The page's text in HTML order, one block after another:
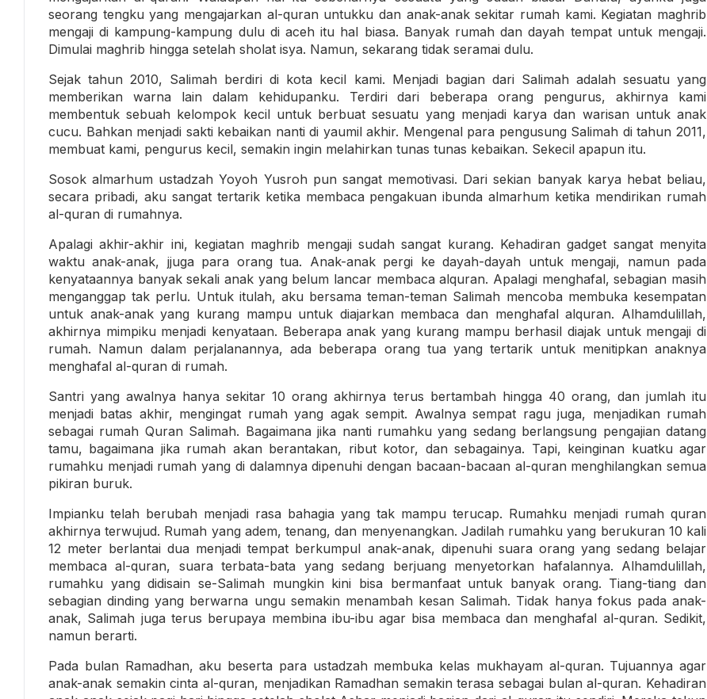
seorang tengku yang mengajarkan al-quran untukku dan anak-anak sekitar rumah kami. Kegiatan maghrib
mengaji di kampung-kampung dulu di aceh itu hal biasa. Banyak rumah dan dayah tempat untuk mengaji.
Dimulai maghrib hingga setelah sholat isya. Namun, sekarang tidak seramai dulu.
Sejak tahun 2010, Salimah berdiri di kota kecil kami. Menjadi bagian dari Salimah adalah sesuatu yang
memberikan warna lain dalam kehidupanku. Terdiri dari beberapa orang pengurus, akhirnya kami
membentuk sebuah kelompok kecil untuk berbuat sesuatu yang menjadi karya dan warisan untuk anak
cucu. Bahkan menjadi sakti kebaikan nanti di yaumil akhir. Mengenal para pengusung Salimah di tahun 2011,
membuat kami, pengurus kecil, semakin ingin melahirkan tunas tunas kebaikan. Sekecil apapun itu.
Sosok almarhum ustadzah Yoyoh Yusroh pun sangat memotivasi. Dari sekian banyak karya hebat beliau,
secara pribadi, aku sangat tertarik ketika membaca pengakuan ibunda almarhum ketika mendirikan rumah
al-quran di rumahnya.
Apalagi akhir-akhir ini, kegiatan maghrib mengaji sudah sangat kurang. Kehadiran gadget sangat menyita
waktu anak-anak, jjuga para orang tua. Anak-anak pergi ke dayah-dayah untuk mengaji, namun pada
kenyataannya banyak sekali anak yang belum lancar membaca alquran. Apalagi menghafal, sebagian masih
menganggap tak perlu. Untuk itulah, aku bersama teman-teman Salimah mencoba membuka kesempatan
untuk anak-anak yang kurang mampu untuk diajarkan membaca dan menghafal alquran. Alhamdulillah,
akhirnya mimpiku menjadi kenyataan. Beberapa anak yang kurang mampu berhasil diajak untuk mengaji di
rumah. Namun dalam perjalanannya, ada beberapa orang tua yang tertarik untuk menitipkan anaknya
menghafal al-quran di rumah.
Santri yang awalnya hanya sekitar 10 orang akhirnya terus bertambah hingga 40 orang, dan jumlah itu
menjadi batas akhir, mengingat rumah yang agak sempit. Awalnya sempat ragu juga, menjadikan rumah
sebagai rumah Quran Salimah. Bagaimana jika nanti rumahku yang sedang berlangsung pengajian datang
tamu, bagaimana jika rumah akan berantakan, ribut kotor, dan sebagainya. Tapi, keinginan kuatku agar
rumahku menjadi rumah yang di dalamnya dipenuhi dengan bacaan-bacaan al-quran menghilangkan semua
pikiran buruk.
Impianku telah berubah menjadi rasa bahagia yang tak mampu terucap. Rumahku menjadi rumah quran
akhirnya terwujud. Rumah yang adem, tenang, dan menyenangkan. Jadilah rumahku yang berukuran 10 kali
12 meter berlantai dua menjadi tempat berkumpul anak-anak, dipenuhi suara orang yang sedang belajar
membaca al-quran, suara terbata-bata yang sedang berjuang menyetorkan hafalannya. Alhamdulillah,
rumahku yang didisain se-Salimah mungkin kini bisa bermanfaat untuk banyak orang. Tiang-tiang dan
sebagian dinding yang berwarna ungu semakin menambah kesan Salimah. Tidak hanya fokus pada anak-
anak, Salimah juga terus berupaya membina ibu-ibu agar bisa membaca dan menghafal al-quran. Sedikit,
namun berarti.
Pada bulan Ramadhan, aku beserta para ustadzah membuka kelas mukhayam al-quran. Tujuannya agar
anak-anak semakin cinta al-quran, menjadikan Ramadhan semakin terasa sebagai bulan al-quran. Kehadiran